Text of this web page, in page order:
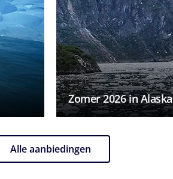
Zomer 2026 in Alaska
Alle aanbiedingen